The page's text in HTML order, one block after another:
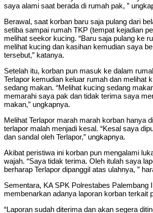
saya alami saat berada di rumah pak, ”
Berawal, saat korban baru saja pulang dari
setiba sampai rumah TKP (tempat kejadian
melihat seekor kucing. “Baru saja pulang ke
melihat kucing dan kasihan kemudian saya
tersebut,” katanya.
Setelah itu, korban pun masuk ke dalam
Terlapor kemudian keluar rumah dan melihat
sedang makan. “Melihat kucing sedang
memarahi saya pak dan tidak terima saya
makan,” ungkapnya.
Melihat Terlapor marah marah korban hanya
terlapor malah menjadi kesal. “Kesal saya
dan sandal oleh Terlapor,” ungkapnya.
Akibat peristiwa ini korban pun mengalami
wajah. “Saya tidak terima. Oleh itulah saya
berharap Terlapor dipanggil atas ulahnya, ”
Sementara, KA SPK Polrestabes Palembang
membenarkan adanya laporan korban terkait
“Laporan sudah diterima dan akan segera